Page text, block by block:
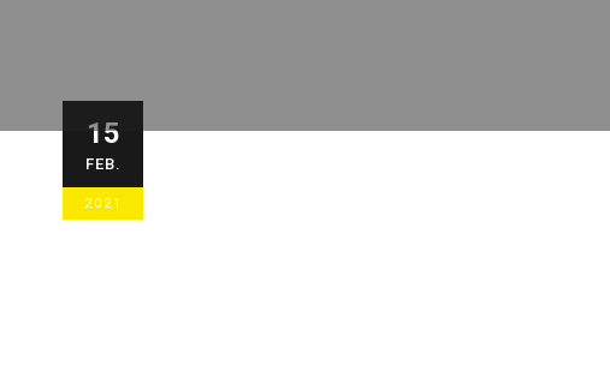
15
FEB.
2021
FC Petrolul –